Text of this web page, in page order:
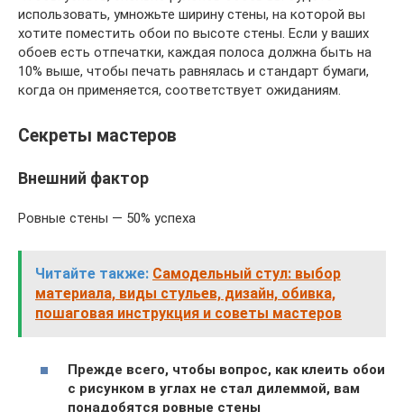
использовать, умножьте ширину стены, на которой вы
хотите поместить обои по высоте стены. Если у ваших
обоев есть отпечатки, каждая полоса должна быть на
10% выше, чтобы печать равнялась и стандарт бумаги,
когда он применяется, соответствует ожиданиям.
Секреты мастеров
Внешний фактор
Ровные стены — 50% успеха
Читайте также: Самодельный стул: выбор
материала, виды стульев, дизайн, обивка,
пошаговая инструкция и советы мастеров
Прежде всего, чтобы вопрос, как клеить обои
с рисунком в углах не стал дилеммой, вам
понадобятся ровные стены